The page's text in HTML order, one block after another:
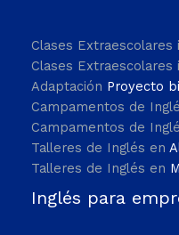
Clases Extraescolares
Clases Extraescolares
Adaptación Proyecto
Campamentos de
Campamentos de
Talleres de Inglés en
Talleres de Inglés en
Inglés para